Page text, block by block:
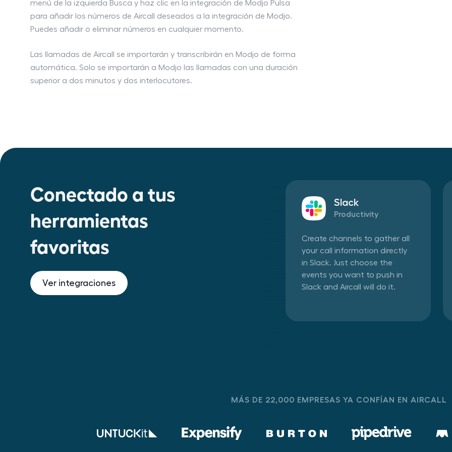
menú de la izquierda Busca y haz clic en la integración de Modjo Pulsa
para añadir los números de Aircall deseados a la integración de Modjo.
Puedes añadir o eliminar números en cualquier momento.
Las llamadas de Aircall se importarán y transcribirán en Modjo de forma
automática. Solo se importarán a Modjo las llamadas con una duración
superior a dos minutos y dos interlocutores.
Conectado a tus
herramientas
favoritas
Ver integraciones
Slack
Productivity
Create channels to gather all
your call information directly
in Slack. Just choose the
events you want to push in
Slack and Aircall will do it.
MÁS DE 22,000 EMPRESAS YA CONFÍAN EN AIRCALL